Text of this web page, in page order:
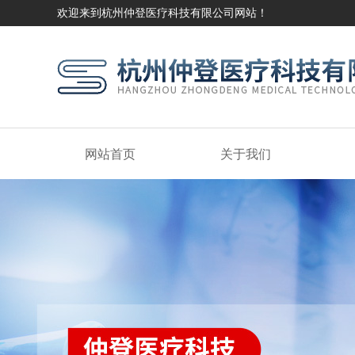
欢迎来到杭州仲登医疗科技有限公司网站！
网站首页 关于我们